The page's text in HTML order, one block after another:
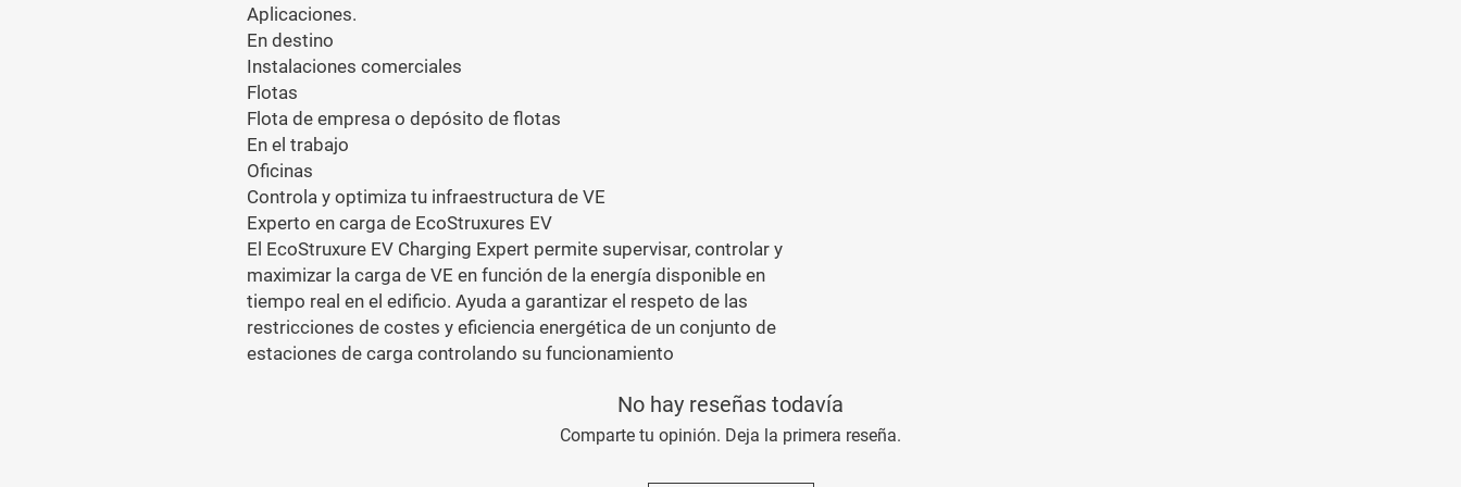
Aplicaciones.
En destino
Instalaciones comerciales
Flotas
Flota de empresa o depósito de flotas
En el trabajo
Oficinas
Controla y optimiza tu infraestructura de VE
Experto en carga de EcoStruxures EV
El EcoStruxure EV Charging Expert permite supervisar, controlar y
maximizar la carga de VE en función de la energía disponible en
tiempo real en el edificio. Ayuda a garantizar el respeto de las
restricciones de costes y eficiencia energética de un conjunto de
estaciones de carga controlando su funcionamiento
No hay reseñas todavía
Comparte tu opinión. Deja la primera reseña.